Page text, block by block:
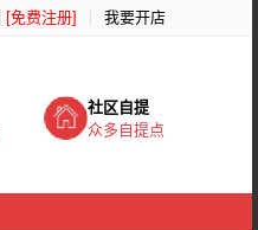
[免费注册] 我要开店
社区自提
众多自提点